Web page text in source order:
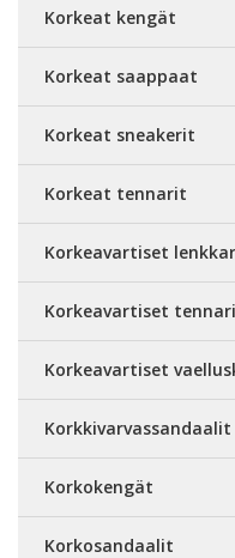
Korkeat kengät
Korkeat saappaat
Korkeat sneakerit
Korkeat tennarit
Korkeavartiset
Korkeavartiset
Korkeavartiset
Korkkivarvassandaalit
Korkokengät
Korkosandaalit